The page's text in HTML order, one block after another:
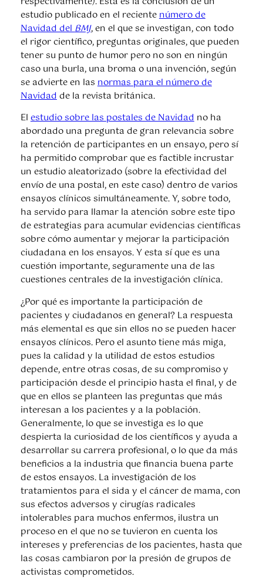
estudio publicado en el recientenúmero de
Navidad delBMJ, en el que se investigan, con todo
el rigor científico, preguntas originales, que pueden
tener su punto de humor pero no son en ningún
caso una burla, una broma o una invención, según
se advierte en lasnormas para el número de
Navidadde la revista británica.
Elestudio sobre las postales de Navidadno ha
abordado una pregunta de gran relevancia sobre
la retención de participantes en un ensayo, pero sí
ha permitido comprobar que es factible incrustar
un estudio aleatorizado (sobre la efectividad del
envío de una postal, en este caso) dentro de varios
ensayos clínicos simultáneamente. Y, sobre todo,
ha servido para llamar la atención sobre este tipo
de estrategias para acumular evidencias científicas
sobre cómo aumentar y mejorar la participación
ciudadana en los ensayos. Y esta sí que es una
cuestión importante, seguramente una de las
cuestiones centrales de la investigación clínica.
¿Por qué es importante la participación de
pacientes y ciudadanos en general? La respuesta
más elemental es que sin ellos no se pueden hacer
ensayos clínicos. Pero el asunto tiene más miga,
pues la calidad y la utilidad de estos estudios
depende, entre otras cosas, de su compromiso y
participación desde el principio hasta el final, y de
que en ellos se planteen las preguntas que más
interesan a los pacientes y a la población.
Generalmente, lo que se investiga es lo que
despierta la curiosidad de los científicos y ayuda a
desarrollar su carrera profesional, o lo que da más
beneficios a la industria que financia buena parte
de estos ensayos. La investigación de los
tratamientos para el sida y el cáncer de mama, con
sus efectos adversos y cirugías radicales
intolerables para muchos enfermos, ilustra un
proceso en el que no se tuvieron en cuenta los
intereses y preferencias de los pacientes, hasta que
las cosas cambiaron por la presión de grupos de
activistas comprometidos.